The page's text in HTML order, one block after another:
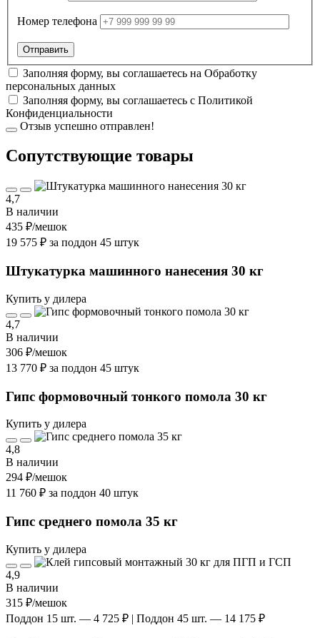
Номер телефона
Заполняя форму, вы соглашаетесь на Обработку
персональных данных
Заполняя форму, вы соглашаетесь с Политикой
Конфиденциальности
Отзыв успешно отправлен!
Cопутствующие товары
4,7
В наличии
435 ₽/мешок
19 575 ₽ за поддон 45 штук
Штукатурка машинного нанесения 30 кг
Купить у дилера
4,7
В наличии
306 ₽/мешок
13 770 ₽ за поддон 45 штук
Гипс формовочный тонкого помола 30 кг
Купить у дилера
4,8
В наличии
294 ₽/мешок
11 760 ₽ за поддон 40 штук
Гипс среднего помола 35 кг
Купить у дилера
4,9
В наличии
315 ₽/мешок
Поддон 15 шт. — 4 725 ₽ | Поддон 45 шт. — 14 175 ₽